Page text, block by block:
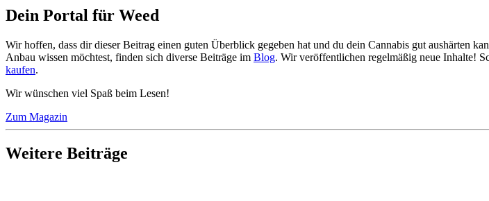
Dein Portal für Weed
Wir hoffen, dass dir dieser Beitrag einen guten Überblick gegeben hat und du dein Cannabis gut aushärten
Anbau wissen möchtest, finden sich diverse Beiträge im Blog. Wir veröffentlichen regelmäßig neue Inhalte!
kaufen.
Wir wünschen viel Spaß beim Lesen!
Zum Magazin
Weitere Beiträge